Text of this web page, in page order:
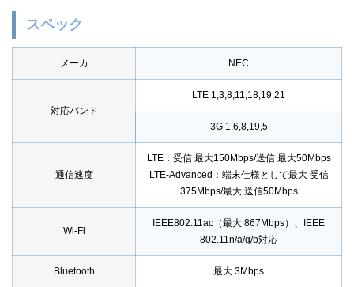
スペック
メーカ NEC
対応バンド
LTE 1,3,8,11,18,19,21
3G 1,6,8,19,5
通信速度
LTE：受信 最大150Mbps/送信 最大50Mbps
LTE-Advanced：端末仕様として最大 受信
375Mbps/最大 送信50Mbps
Wi-Fi
IEEE802.11ac（最大 867Mbps）、IEEE
802.11n/a/g/b対応
Bluetooth 最大 3Mbps